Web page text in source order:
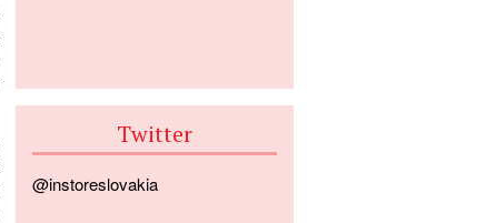
Twitter
@instoreslovakia